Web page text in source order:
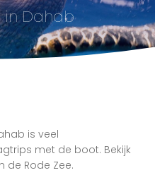
in Dahab
is veel
met de boot. Bekijk
de Rode Zee.